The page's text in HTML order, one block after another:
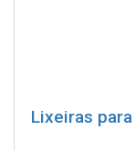
Lixeiras